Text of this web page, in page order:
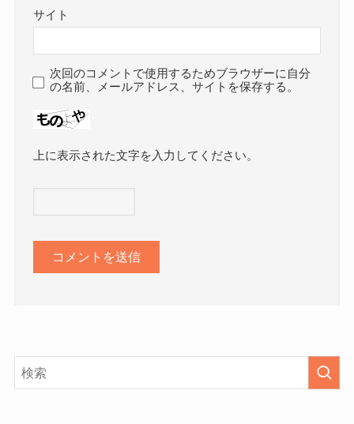
サイト
次回のコメントで使用するためブラウザーに自分
の名前、メールアドレス、サイトを保存する。
上に表示された文字を入力してください。